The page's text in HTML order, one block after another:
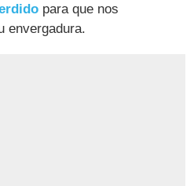
para que nos
envergadura.